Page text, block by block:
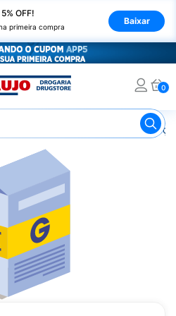
OFF!
primeira compra
Baixar
0
Remédios para Alergias e